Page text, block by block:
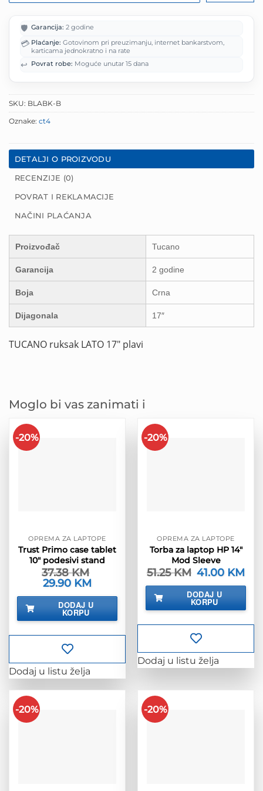
🛡️ Garancija: 2 godine
💳 Plaćanje: Gotovinom pri preuzimanju, internet bankarstvom,
karticama jednokratno i na rate
↩️ Povrat robe: Moguće unutar 15 dana
SKU: BLABK-B
Oznake: ct4
DETALJI O PROIZVODU
RECENZIJE (0)
POVRAT I REKLAMACIJE
NAČINI PLAĆANJA
Proizvođač Tucano
Garancija 2 godine
Boja Crna
Dijagonala 17″
TUCANO ruksak LATO 17″ plavi
Moglo bi vas zanimati i
-20%
OPREMA ZA LAPTOPE
Trust Primo case tablet
10″ podesivi stand
37.38KM
Izvorna
cijena
bila
37.38 KM.
29.90 KM
je:
29.90 KM.
DODAJ U
KORPU
Dodaj u listu želja
-20%
OPREMA ZA LAPTOPE
Torba za laptop HP 14″
Mod Sleeve
51.25KM Izvorna
cijena
bila
je:
51.25 KM.
41.00 KM
je:
DODAJ U
KORPU
Dodaj u listu želja
-20% -20%